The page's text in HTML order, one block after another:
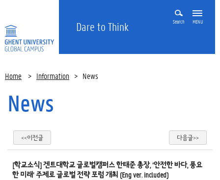
Dare to Think Search MENU
Home > Information > News
News
<<이전글 다음글>>
[학교소식] 겐트대학교 글로벌캠퍼스 한태준 총장, ‘안전한 바다, 풍요
한 미래’ 주제로 글로벌 전략 포럼 개최 (Eng ver. included)